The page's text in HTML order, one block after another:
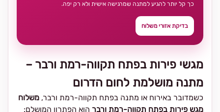
מגשי פירות בפתח תקווה-רמת ורבר –
מתנה מושלמת לחום הדרום
כשמדובר באירוח או מתנה בפתח תקווה-רמת ורבר, משלוח
מגש פירות בפתח תקווה-רמת ורבר הוא הפתרון המושלם:
כך קל יותר להגיע למתנה שמרגישה אישית ולא רק יפה.
בדיקת אזורי משלוח